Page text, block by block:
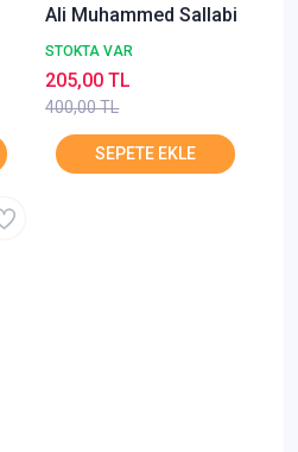
Ali Muhammed Sallabi
STOKTA VAR
400,00 TL
205,00 TL